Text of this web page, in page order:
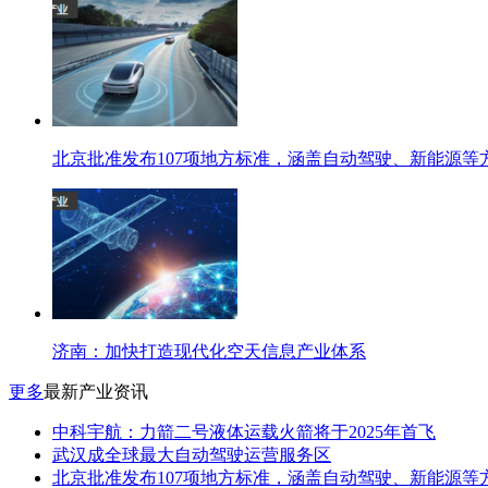
北京批准发布107项地方标准，涵盖自动驾驶、新能源等
济南：加快打造现代化空天信息产业体系
更多最新产业资讯
中科宇航：力箭二号液体运载火箭将于2025年首飞
武汉成全球最大自动驾驶运营服务区
北京批准发布107项地方标准，涵盖自动驾驶、新能源等